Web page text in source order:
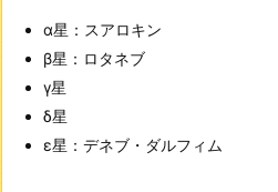
α星：スアロキン
β星：ロタネブ
γ星
δ星
ε星：デネブ・ダルフィム